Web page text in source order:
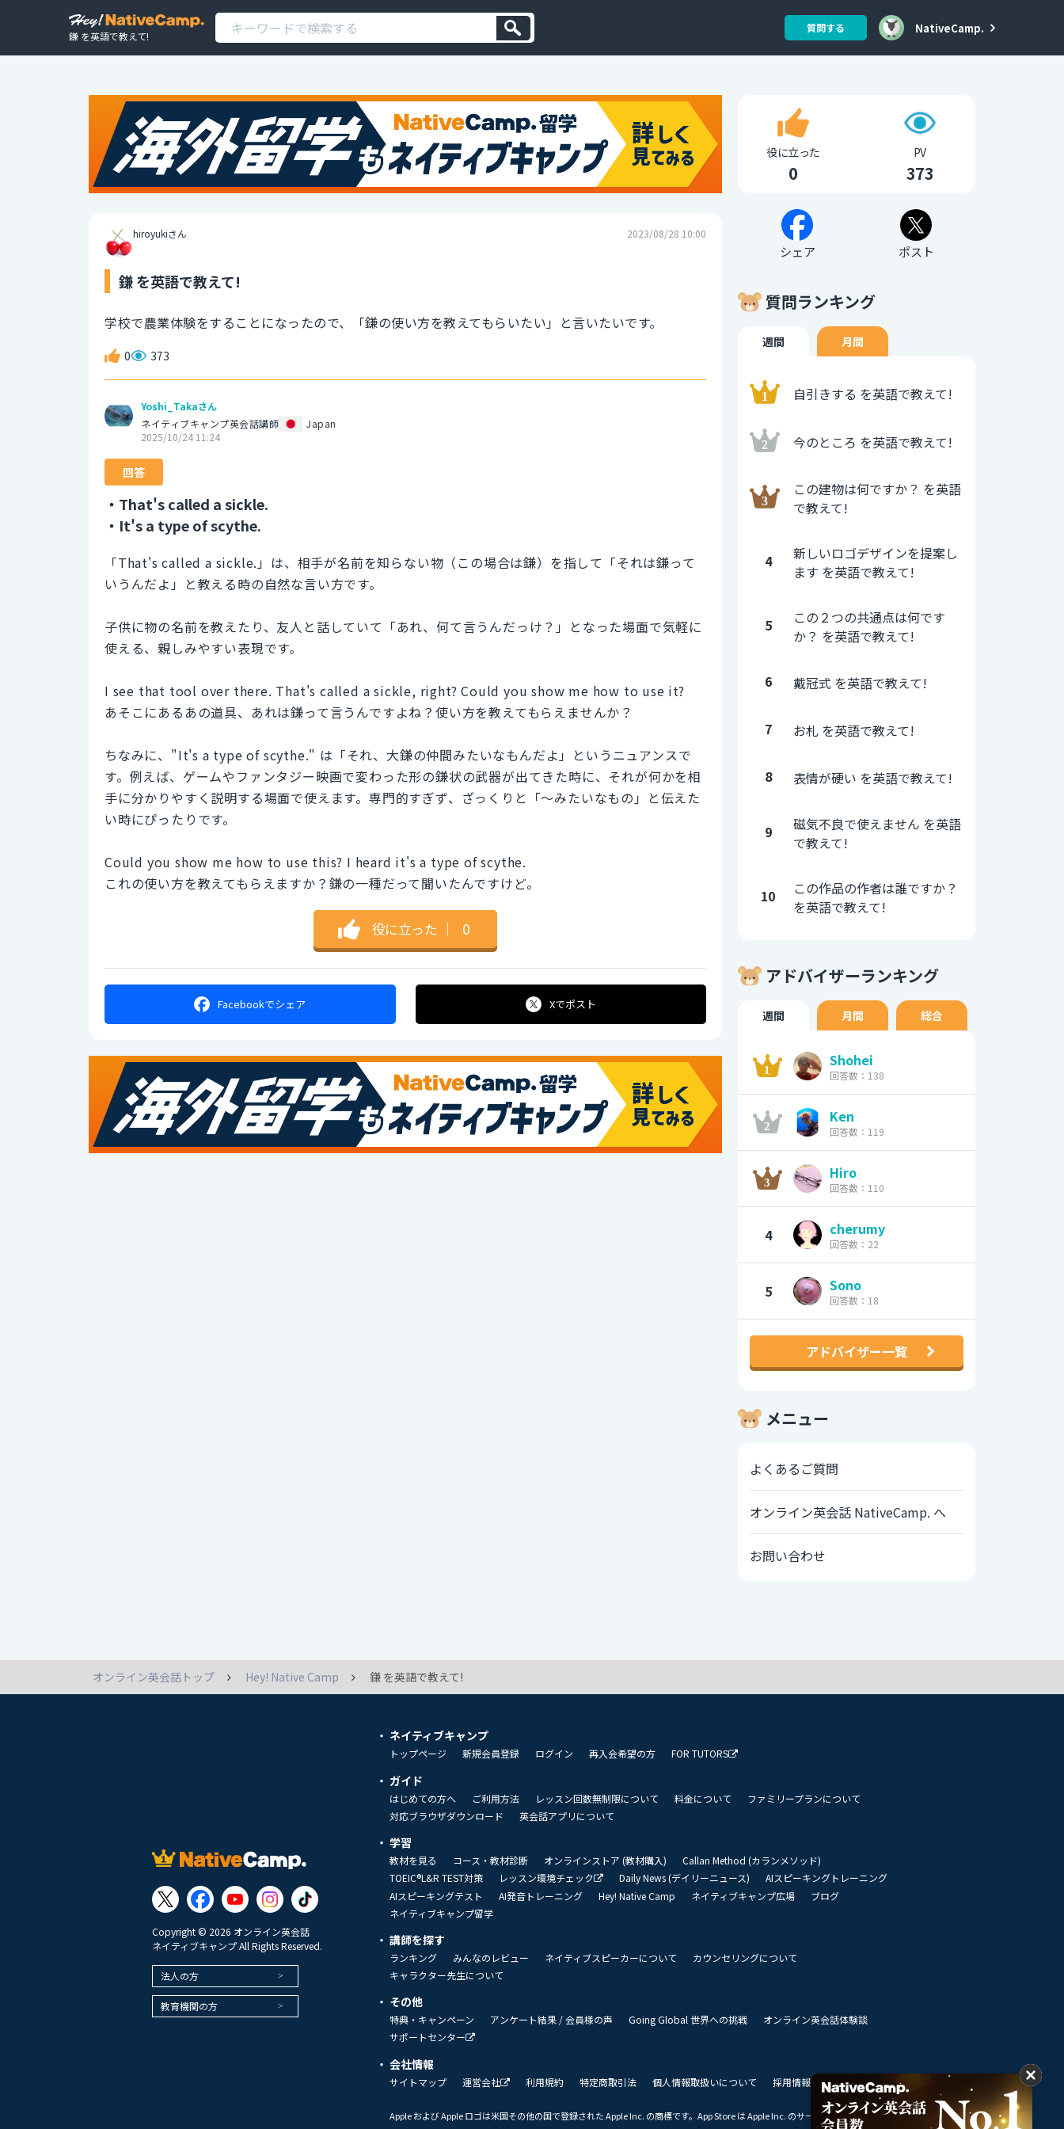
鎌 を英語で教えて!
質問する NativeCamp.
hiroyukiさん 2023/08/28 10:00
鎌 を英語で教えて!
学校で農業体験をすることになったので、「鎌の使い方を教えてもらいたい」と言いたいです。
0 373
Yoshi_Takaさん
ネイティブキャンプ英会話講師
Japan
2025/10/24 11:24
回答
・That's called a sickle.
・It's a type of scythe.
「That's called a sickle.」は、相手が名前を知らない物（この場合は鎌）を指して「それは鎌って
いうんだよ」と教える時の自然な言い方です。
子供に物の名前を教えたり、友人と話していて「あれ、何て言うんだっけ？」となった場面で気軽に
使える、親しみやすい表現です。
I see that tool over there. That's called a sickle, right? Could you show me how to use it?
あそこにあるあの道具、あれは鎌って言うんですよね？使い方を教えてもらえませんか？
ちなみに、"It's a type of scythe." は「それ、大鎌の仲間みたいなもんだよ」というニュアンスで
す。例えば、ゲームやファンタジー映画で変わった形の鎌状の武器が出てきた時に、それが何かを相
手に分かりやすく説明する場面で使えます。専門的すぎず、ざっくりと「〜みたいなもの」と伝えた
い時にぴったりです。
Could you show me how to use this? I heard it's a type of scythe.
これの使い方を教えてもらえますか？鎌の一種だって聞いたんですけど。
役に立った ｜ 0
Facebookでシェア Xでポスト
役に立った
0
PV
373
シェア ポスト
質問ランキング
週間 月間
自引きする を英語で教えて!
今のところ を英語で教えて!
この建物は何ですか？ を英語
で教えて!
4
新しいロゴデザインを提案し
ます を英語で教えて!
5
この２つの共通点は何です
か？ を英語で教えて!
6 戴冠式 を英語で教えて!
7 お札 を英語で教えて!
8 表情が硬い を英語で教えて!
9
磁気不良で使えません を英語
で教えて!
10
この作品の作者は誰ですか？
を英語で教えて!
アドバイザーランキング
週間 月間 総合
Shohei
回答数：138
Ken
回答数：119
Hiro
回答数：110
4 cherumy
回答数：22
5 Sono
回答数：18
アドバイザー一覧
メニュー
よくあるご質問
オンライン英会話 NativeCamp. へ
お問い合わせ
オンライン英会話トップ Hey! Native Camp 鎌 を英語で教えて!
Copyright © 2026 オンライン英会話
ネイティブキャンプ All Rights Reserved.
法人の方
教育機関の方
ネイティブキャンプ
トップページ 新規会員登録 ログイン 再入会希望の方 FOR TUTORS
ガイド
はじめての方へ ご利用方法 レッスン回数無制限について 料金について
ファミリープランについて
対応ブラウザダウンロード
英会話アプリについて
学習
教材を見る コース・教材診断 オンラインストア (教材購入)
Callan Method (カランメソッド)
TOEIC®L&R TEST対策
レッスン環境チェック Daily News (デイリーニュース)
AIスピーキングトレーニング
AIスピーキングテスト
AI発音トレーニング Hey! Native Camp ネイティブキャンプ広場
ブログ
ネイティブキャンプ留学
講師を探す
ランキング みんなのレビュー ネイティブスピーカーについて
カウンセリングについて
キャラクター先生について
その他
特典・キャンペーン アンケート結果 / 会員様の声 Going Global 世界への挑戦
オンライン英会話体験談
サポートセンター
会社情報
サイトマップ 運営会社 利用規約 特定商取引法 個人情報取扱いについて 採用情報 私達のビジョン
Apple および Apple ロゴは米国その他の国で登録された Apple Inc. の商標です。App Store は Apple Inc. のサービスマークです。